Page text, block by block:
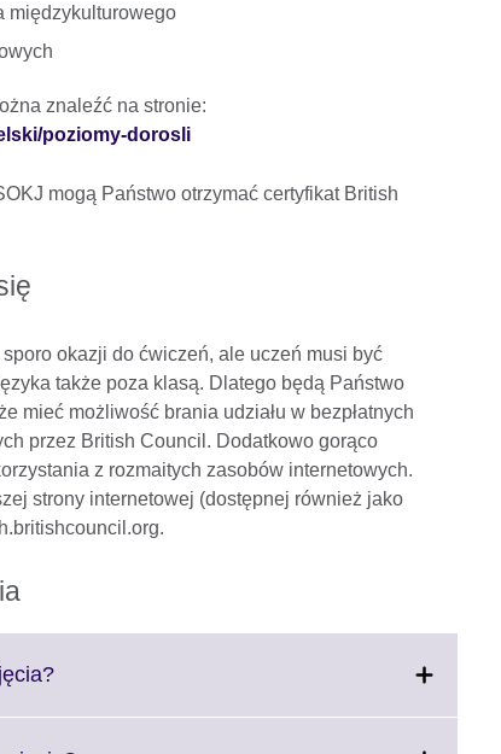
międzykulturowego
znaleźć na stronie:
poziomy-dorosli
mogą Państwo otrzymać certyfikat British
okazji do ćwiczeń, ale uczeń musi być
także poza klasą. Dlatego będą Państwo
mieć możliwość brania udziału w bezpłatnych
przez British Council. Dodatkowo gorąco
z rozmaitych zasobów internetowych.
strony internetowej (dostępnej również jako
Click